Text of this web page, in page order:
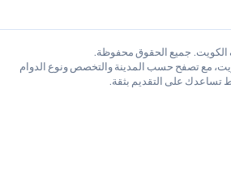
الحقوق محفوظة.
حسب المدينة والتخصص ونوع الدوام
على التقديم بثقة.